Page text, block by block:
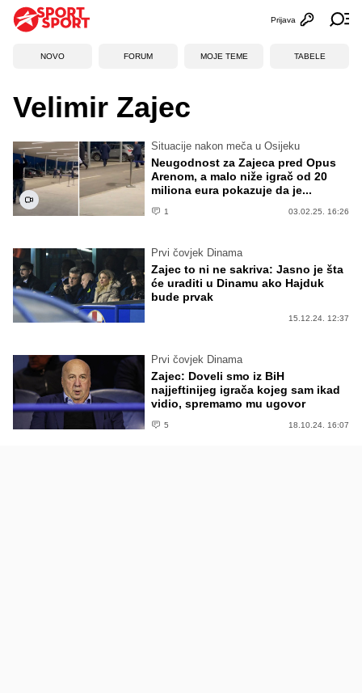
Otvori
Prijava
NOVO FORUM MOJE TEME TABELE
Velimir Zajec
Situacije nakon meča u Osijeku
Neugodnost za Zajeca pred Opus
Arenom, a malo niže igrač od 20
miliona eura pokazuje da je...
1 03.02.25. 16:26
Prvi čovjek Dinama
Zajec to ni ne sakriva: Jasno je šta
će uraditi u Dinamu ako Hajduk
bude prvak
15.12.24. 12:37
Prvi čovjek Dinama
Zajec: Doveli smo iz BiH
najjeftinijeg igrača kojeg sam ikad
vidio, spremamo mu ugovor
5 18.10.24. 16:07